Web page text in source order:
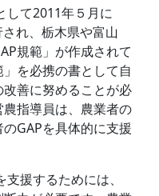
て2011年５月に
され、栃木県や富山
規範」が作成されて
を必携の書として自
善に努めることが必
指導員は、農業者の
GAPを具体的に支援
援するためには、